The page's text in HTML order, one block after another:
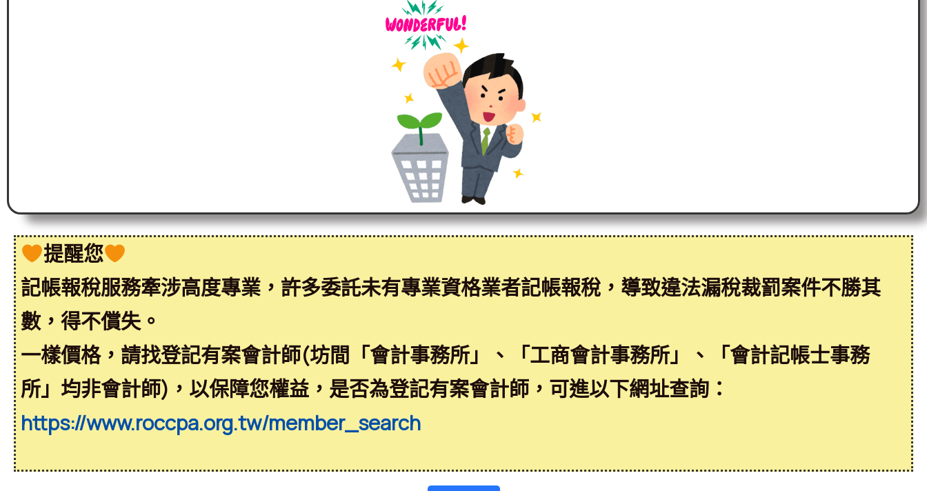
提醒您
記帳報稅服務牽涉高度專業，許多委託未有專業資格業者記帳報稅，導致違法漏稅裁罰案件不勝其
數，得不償失。
一樣價格，請找登記有案會計師(坊間「會計事務所」、「工商會計事務所」、「會計記帳士事務
所」均非會計師)，以保障您權益，是否為登記有案會計師，可進以下網址查詢：
https://www.roccpa.org.tw/member_search